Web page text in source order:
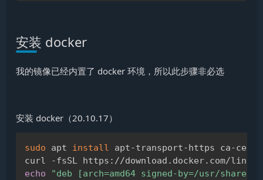
安装 docker
我的镜像已经内置了 docker 环境，所以此步骤非必选
安装 docker（20.10.17）
sudo apt install apt-transport-https ca-
curl -fsSL https://download.docker.com/
echo
"deb [arch=amd64 signed-by=/usr/